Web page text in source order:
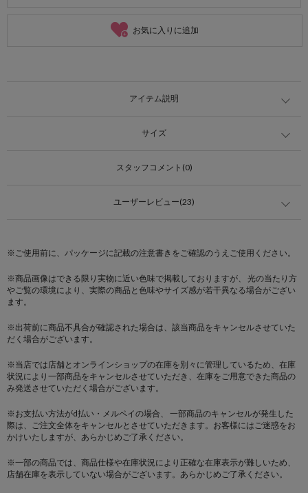
お気に入りに追加
アイテム説明
サイズ
スタッフコメント(0)
ユーザーレビュー(23)
※ご使用前に、パッケージに記載の注意書きをご確認のうえご使用ください。
※商品画像はできる限り実物に近い色味で掲載しておりますが、 光の当たり方
やご覧の環境により、実際の商品と色味やサイズ感が若干異なる場合がござい
ます。
※出荷前に商品不具合が確認された場合は、該当商品をキャンセルさせていた
だく場合がございます。
※当店では店舗とオンラインショップの在庫を別々に管理しているため、在庫
状況により一部商品をキャンセルさせていただき、在庫をご用意できた商品の
み発送させていただく場合がございます。
※お支払い方法がd払い・メルペイの場合、 一部商品のキャンセルが発生した
際は、ご注文全体をキャンセルとさせていただきます。お客様にはご迷惑をお
かけいたしますが、あらかじめご了承ください。
※一部の商品では、商品仕様や在庫状況により正確な在庫表示が難しいため、
店舗在庫を表示していない場合がございます。あらかじめご了承ください。